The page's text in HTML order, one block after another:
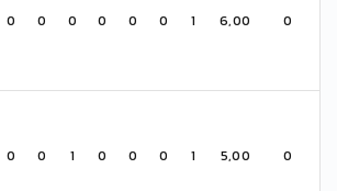
0 0 0 0 0 0 1 6,00 0
0 0 1 0 0 0 1 5,00 0